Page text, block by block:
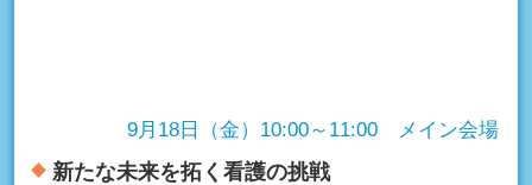
9月18日（金）10:00～11:00 メイン会場
新たな未来を拓く看護の挑戦